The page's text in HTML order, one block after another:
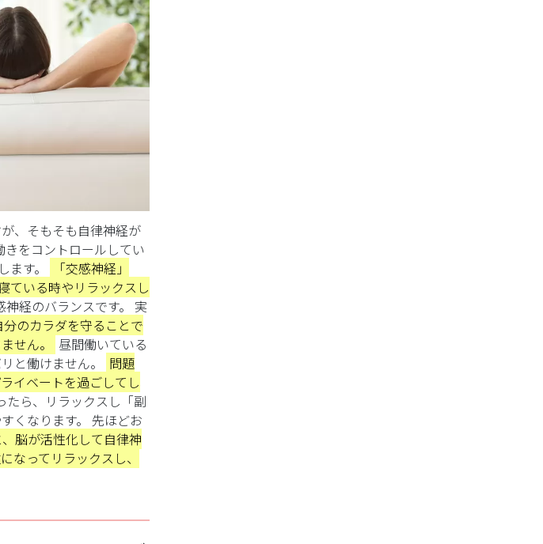
、そもそも自律神経が
をコントロールしてい
す。
「交感神経」
ている時やリラックスし
経のバランスです。
実
のカラダを守ることで
せん。
昼間働いている
と働けません。
問題
イベートを過ごしてし
たら、リラックスし「副
くなります。 先ほどお
脳が活性化して自律神
なってリラックスし、